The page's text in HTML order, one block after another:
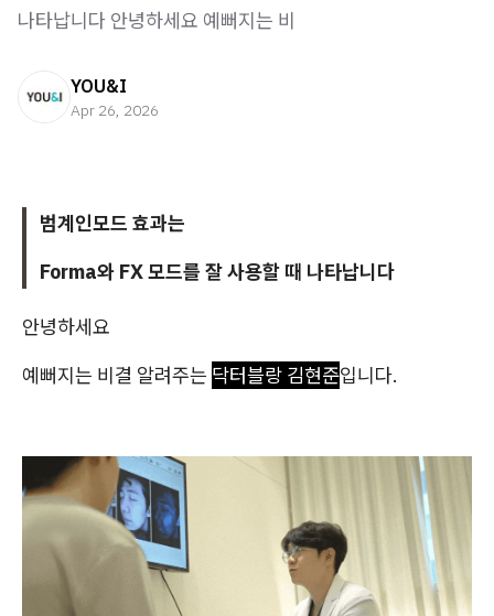
나타납니다 안녕하세요 예뻐지는 비
YOU&I
Apr 26, 2026
범계인모드 효과는
Forma와 FX 모드를 잘 사용할 때 나타납니다
안녕하세요
예뻐지는 비결 알려주는 닥터블랑 김현준입니다.